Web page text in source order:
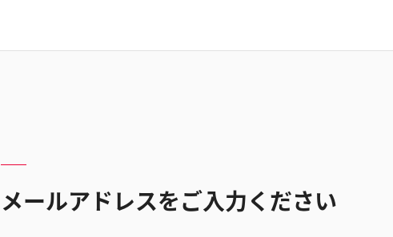
メールアドレスをご入力ください